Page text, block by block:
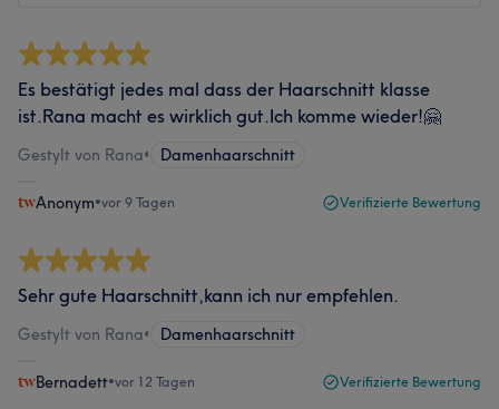
Es bestätigt jedes mal dass der Haarschnitt klasse
ist.Rana macht es wirklich gut.Ich komme wieder!🤗
Gestylt von Rana• Damenhaarschnitt
Anonym•vor 9 Tagen Verifizierte Bewertung
Sehr gute Haarschnitt,kann ich nur empfehlen.
Gestylt von Rana• Damenhaarschnitt
Bernadett•vor 12 Tagen Verifizierte Bewertung